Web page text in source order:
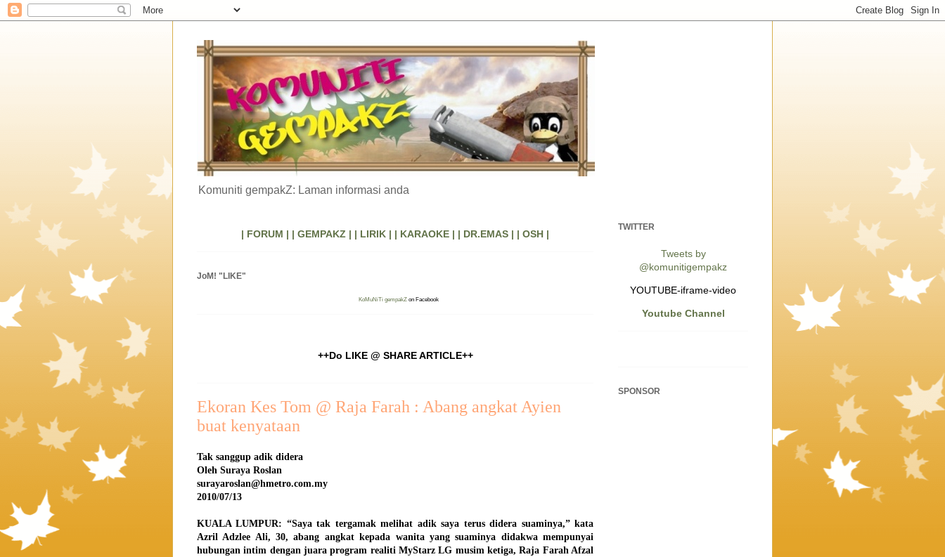
Komuniti gempakZ: Laman informasi anda
| FORUM | | GEMPAKZ | | LIRIK | | KARAOKE | | DR.EMAS | | OSH |
JoM! "LIKE"
KoMuNiTi gempakZ on Facebook
++Do LIKE @ SHARE ARTICLE++
Ekoran Kes Tom @ Raja Farah : Abang angkat Ayien
buat kenyataan
Tak sanggup adik didera
Oleh Suraya Roslan
surayaroslan@hmetro.com.my
2010/07/13
KUALA LUMPUR: “Saya tak tergamak melihat adik saya terus didera suaminya,” kata
Azril Adzlee Ali, 30, abang angkat kepada wanita yang suaminya didakwa mempunyai
hubungan intim dengan juara program realiti MyStarz LG musim ketiga, Raja Farah Afzal
TWITTER
Tweets by
@komunitigempakz
YOUTUBE-iframe-video
Youtube Channel
SPONSOR